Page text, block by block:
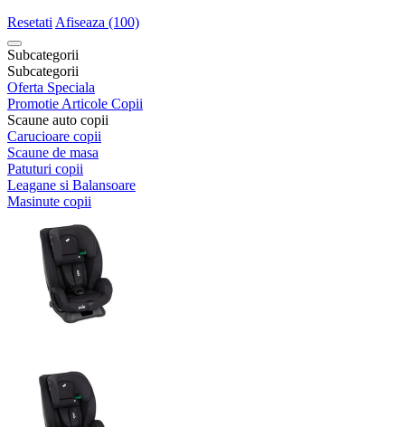
Resetati Afiseaza (100)
Subcategorii
Subcategorii
Oferta Speciala
Promotie Articole Copii
Scaune auto copii
Carucioare copii
Scaune de masa
Patuturi copii
Leagane si Balansoare
Masinute copii